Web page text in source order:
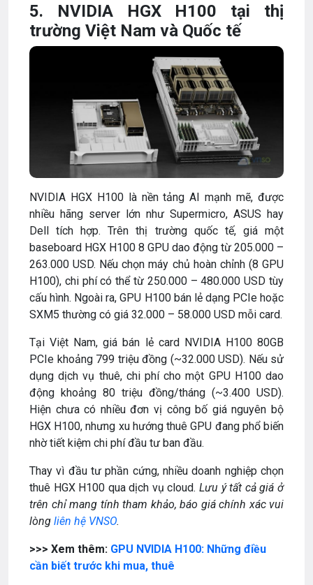
5. NVIDIA HGX H100 tại thị
trường Việt Nam và Quốc tế
NVIDIA HGX H100 là nền tảng AI mạnh mẽ, được
nhiều hãng server lớn như Supermicro, ASUS hay
Dell tích hợp. Trên thị trường quốc tế, giá một
baseboard HGX H100 8 GPU dao động từ 205.000 –
263.000 USD. Nếu chọn máy chủ hoàn chỉnh (8 GPU
H100), chi phí có thể từ 250.000 – 480.000 USD tùy
cấu hình. Ngoài ra, GPU H100 bán lẻ dạng PCIe hoặc
SXM5 thường có giá 32.000 – 58.000 USD mỗi card.
Tại Việt Nam, giá bán lẻ card NVIDIA H100 80GB
PCIe khoảng 799 triệu đồng (~32.000 USD). Nếu sử
dụng dịch vụ thuê, chi phí cho một GPU H100 dao
động khoảng 80 triệu đồng/tháng (~3.400 USD).
Hiện chưa có nhiều đơn vị công bố giá nguyên bộ
HGX H100, nhưng xu hướng thuê GPU đang phổ biến
nhờ tiết kiệm chi phí đầu tư ban đầu.
Thay vì đầu tư phần cứng, nhiều doanh nghiệp chọn
thuê HGX H100 qua dịch vụ cloud.Lưu ý tất cả giá ở
trên chỉ mang tính tham khảo, báo giá chính xác vui
lòng liên hệ VNSO.
>>> Xem thêm: GPU NVIDIA H100: Những điều
cần biết trước khi mua, thuê